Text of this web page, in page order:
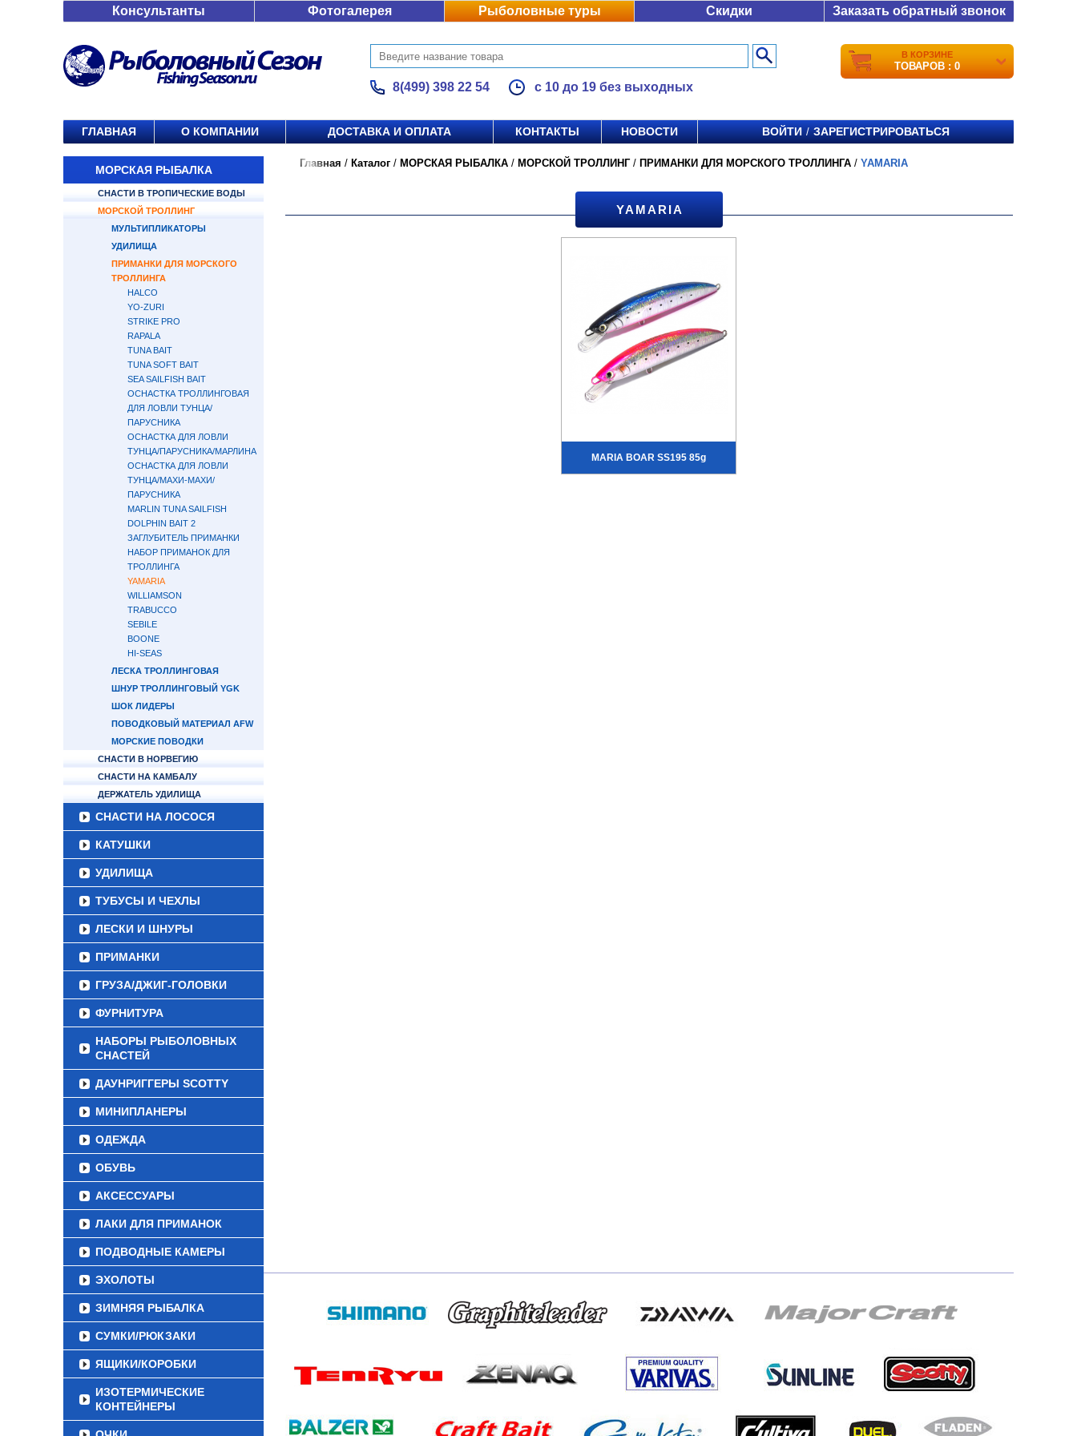
Консультанты Фотогалерея Рыболовные туры Скидки Заказать обратный звонок
8(499) 398 22 54 с 10 до 19 без выходных
В КОРЗИНЕ
ТОВАРОВ : 0
ГЛАВНАЯ О КОМПАНИИ ДОСТАВКА И ОПЛАТА КОНТАКТЫ НОВОСТИ ВОЙТИ / ЗАРЕГИСТРИРОВАТЬСЯ
МОРСКАЯ РЫБАЛКА
СНАСТИ В ТРОПИЧЕСКИЕ ВОДЫ
МОРСКОЙ ТРОЛЛИНГ
МУЛЬТИПЛИКАТОРЫ
УДИЛИЩА
ПРИМАНКИ ДЛЯ МОРСКОГО
ТРОЛЛИНГА
HALCO
YO-ZURI
STRIKE PRO
RAPALA
TUNA BAIT
TUNA SOFT BAIT
SEA SAILFISH BAIT
ОСНАСТКА ТРОЛЛИНГОВАЯ
ДЛЯ ЛОВЛИ ТУНЦА/
ПАРУСНИКА
ОСНАСТКА ДЛЯ ЛОВЛИ
ТУНЦА/ПАРУСНИКА/МАРЛИНА
ОСНАСТКА ДЛЯ ЛОВЛИ
ТУНЦА/МАХИ-МАХИ/
ПАРУСНИКА
MARLIN TUNA SAILFISH
DOLPHIN BAIT 2
ЗАГЛУБИТЕЛЬ ПРИМАНКИ
НАБОР ПРИМАНОК ДЛЯ
ТРОЛЛИНГА
YAMARIA
WILLIAMSON
TRABUCCO
SEBILE
BOONE
HI-SEAS
ЛЕСКА ТРОЛЛИНГОВАЯ
ШНУР ТРОЛЛИНГОВЫЙ YGK
ШОК ЛИДЕРЫ
ПОВОДКОВЫЙ МАТЕРИАЛ AFW
МОРСКИЕ ПОВОДКИ
СНАСТИ В НОРВЕГИЮ
СНАСТИ НА КАМБАЛУ
ДЕРЖАТЕЛЬ УДИЛИЩА
СНАСТИ НА ЛОСОСЯ
КАТУШКИ
УДИЛИЩА
ТУБУСЫ И ЧЕХЛЫ
ЛЕСКИ И ШНУРЫ
ПРИМАНКИ
ГРУЗА/ДЖИГ-ГОЛОВКИ
ФУРНИТУРА
НАБОРЫ РЫБОЛОВНЫХ
СНАСТЕЙ
ДАУНРИГГЕРЫ SCOTTY
МИНИПЛАНЕРЫ
ОДЕЖДА
ОБУВЬ
АКСЕССУАРЫ
ЛАКИ ДЛЯ ПРИМАНОК
ПОДВОДНЫЕ КАМЕРЫ
ЭХОЛОТЫ
ЗИМНЯЯ РЫБАЛКА
СУМКИ/РЮКЗАКИ
ЯЩИКИ/КОРОБКИ
ИЗОТЕРМИЧЕСКИЕ
КОНТЕЙНЕРЫ
Главная / Каталог / МОРСКАЯ РЫБАЛКА / МОРСКОЙ ТРОЛЛИНГ/ ПРИМАНКИ ДЛЯ МОРСКОГО ТРОЛЛИНГА / YAMARIA
YAMARIA
MARIA BOAR SS195 85g